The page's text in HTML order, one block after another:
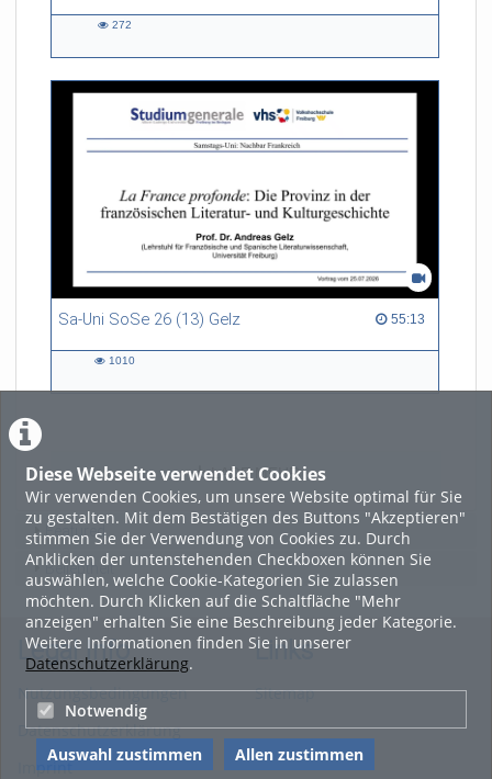
Diese Webseite verwendet Cookies
Wir verwenden Cookies, um unsere Website optimal für Sie
zu gestalten. Mit dem Bestätigen des Buttons "Akzeptieren"
stimmen Sie der Verwendung von Cookies zu. Durch
Anklicken der untenstehenden Checkboxen können Sie
auswählen, welche Cookie-Kategorien Sie zulassen
möchten. Durch Klicken auf die Schaltfläche "Mehr
anzeigen" erhalten Sie eine Beschreibung jeder Kategorie.
Weitere Informationen finden Sie in unserer
Datenschutzerklärung.
Notwendig
Auswahl zustimmen Allen zustimmen
272
Sa-Uni SoSe 26 (13) Gelz 55:13
55:13 duration
1010
LADE MEHR
Featured
Beliebtheit
Legal Info
Nutzungsbedingungen
Datenschutzerklärung
Imprint
Links
Sitemap